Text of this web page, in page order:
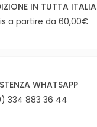
IN TUTTA ITALIA
a partire da 60,00€
WHATSAPP
334 883 36 44